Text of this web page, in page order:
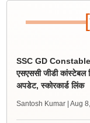
[
SSC GD
एसएससी जीडी
अपडेट, स्कोरकार्ड लिंक
Santosh Kumar | Aug